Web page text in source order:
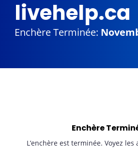
livehelp.ca
Enchère Terminée:
Enchère
L’enchère est terminée. Voyez